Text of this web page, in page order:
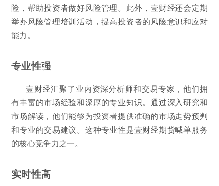
险，帮助投资者做好风险管理。此外，壹财经还会定期
举办风险管理培训活动，提高投资者的风险意识和应对
能力。
专业性强
壹财经汇聚了业内资深分析师和交易专家，他们拥
有丰富的市场经验和深厚的专业知识。通过深入研究和
市场解读，他们能够为投资者提供准确的市场走势预判
和专业的交易建议。这种专业性是壹财经期货喊单服务
的核心竞争力之一。
实时性高